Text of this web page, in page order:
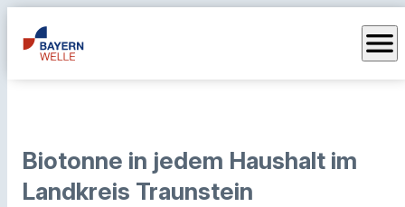
menu
Biotonne in jedem Haushalt im
Landkreis Traunstein